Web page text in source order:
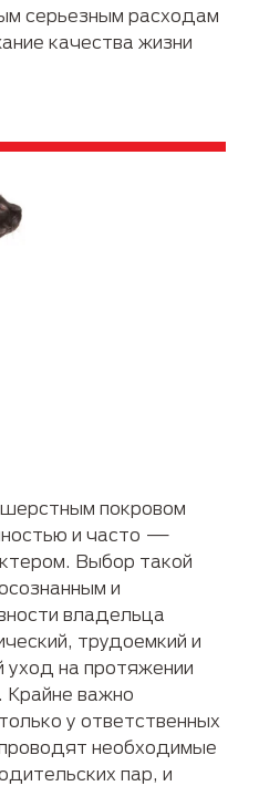
серьезным расходам
качества жизни
покровом
и часто —
Выбор такой
и
владельца
трудоемкий и
на протяжении
Крайне важно
у ответственных
необходимые
пар, и